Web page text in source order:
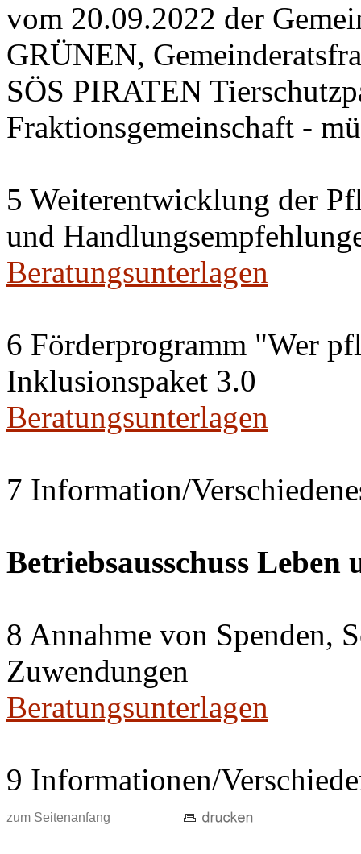
vom 20.09.2022 der
GRÜNEN,
SÖS PIRATEN
Fraktionsgemeinschaft -
5 Weiterentwicklung der
und
Beratungsunterlagen
6 Förderprogramm "Wer
Inklusionspaket 3.0
Beratungsunterlagen
7 Information/
Betriebsausschuss Leben
8 Annahme von Spenden,
Zuwendungen
Beratungsunterlagen
9 Informationen/
zum Seitenanfang